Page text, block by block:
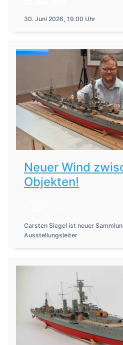
30. Juni 2026, 19.00 Uhr
Neuer Wind
Objekten!
Carsten Siegel ist neuer
Ausstellungsleiter